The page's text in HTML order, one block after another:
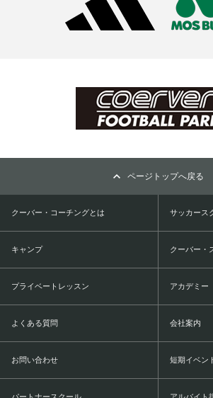
ページトップへ戻る
クーバー・コーチングとは サッカース
キャンプ クーバー・
プライベートレッスン アカデミー
よくある質問 会社案内
お問い合わせ 短期イベン